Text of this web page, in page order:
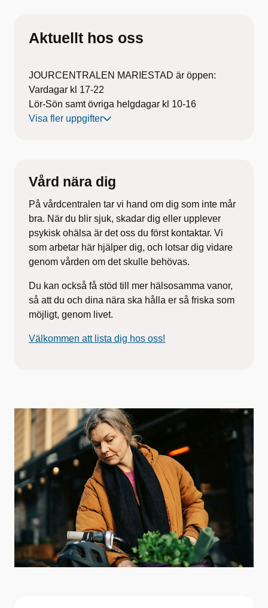
Aktuellt hos oss
JOURCENTRALEN MARIESTAD är öppen:
Vardagar kl 17-22
Lör-Sön samt övriga helgdagar kl 10-16
Vid behov av en akut tid dessa dagar kan du
ej rådgivning och inbokning 0501-62751, svarar
endast i i mån av tid.
Visa fler uppgifter
Vård nära dig
På vårdcentralen tar vi hand om dig som inte mår
bra. När du blir sjuk, skadar dig eller upplever
psykisk ohälsa är det oss du först kontaktar. Vi
som arbetar här hjälper dig, och lotsar dig vidare
genom vården om detskulle behövas.
Du kan också få stöd till mer hälsosamma vanor,
så att du och dina nära ska hålla er så friska som
möjligt, genom livet.
Välkommen att lista dig hos oss!